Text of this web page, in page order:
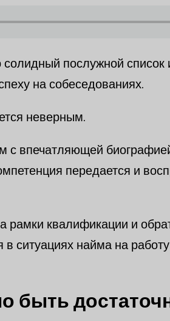
послужной
на собеседованиях.
неверным.
с впечатляющей
передается и
рамки квалификации и
ситуациях найма на
быть